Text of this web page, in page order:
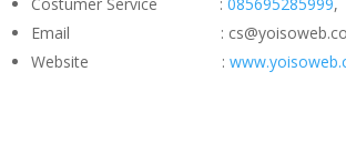
Email : cs@yoisoweb.com,
Website :